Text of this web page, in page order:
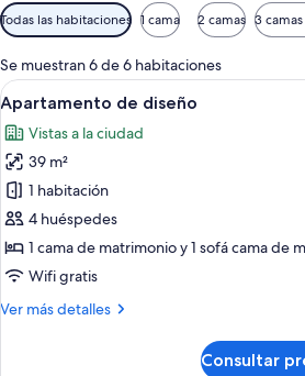
Filtros
disponibles
para
las
habitaciones
Todas las habitaciones 1 cama 2 camas 3
Se muestran 6 de 6 habitaciones
Abrir
todas
las
fotos
de
Apartamento
de
diseño
Una
17
Apartamento de diseño
Vistas a la ciudad
39 m²
1 habitación
4 huéspedes
1 cama de matrimonio y 1 sofá cama de
Wifi gratis
Ver más detalles
Más
Consultar